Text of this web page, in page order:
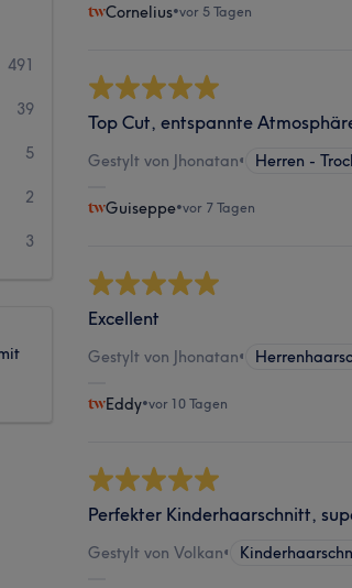
491
39
5
2
3
Cornelius•vor 5 Tagen
Top Cut, entspannte
Gestylt von Jhonatan• Herren -
Guiseppe•vor 7 Tagen
Excellent
Gestylt von Jhonatan•
Eddy•vor 10 Tagen
Perfekter Kinderhaarschnitt,
Gestylt von Volkan•